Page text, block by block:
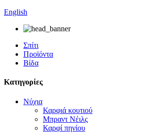
English
Σπίτι
Προϊόντα
Βίδα
Κατηγορίες
Νύχια
Καρφιά κουτιού
Μπραντ Νέιλς
Καρφί πηνίου